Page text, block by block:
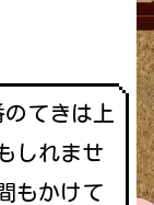
てきは上
しれませ
もかけて